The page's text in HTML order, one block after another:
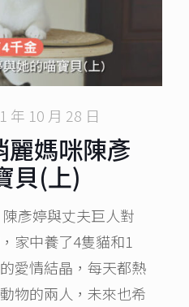
年 10 月 28 日
麗媽咪陳彥
貝(上)
彥婷與丈夫巨人對
家中養了4隻貓和1
愛情結晶，每天都熱
物的兩人，未來也希